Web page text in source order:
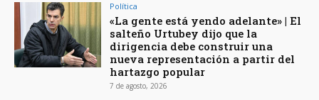
Política
«La gente está yendo adelante» | El
salteño Urtubey dijo que la
dirigencia debe construir una
nueva representación a partir del
hartazgo popular
7 de agosto, 2026